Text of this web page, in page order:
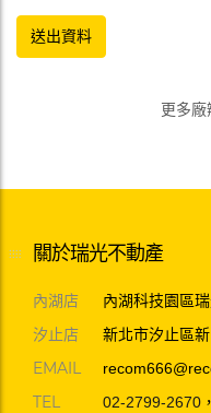
更多廠
關於瑞光不動產
內湖店 內湖科技園區
汐止店 新北市汐止區
EMAIL
TEL 02-2799-2670 ，